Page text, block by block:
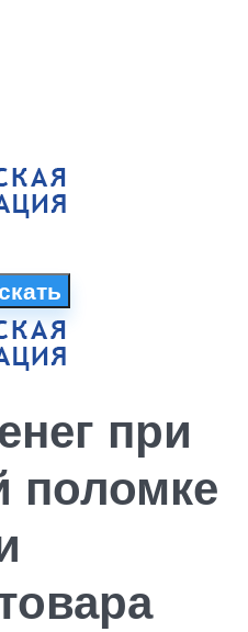
при
поломке